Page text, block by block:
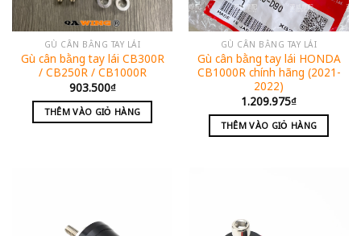
GÙ CÂN BẰNG TAY LÁI
Gù cân bằng tay lái CB300R
/ CB250R / CB1000R
903.500₫
THÊM VÀO GIỎ HÀNG
GÙ CÂN BẰNG TAY LÁI
Gù cân bằng tay lái HONDA
CB1000R chính hãng (2021-
2022)
1.209.975₫
THÊM VÀO GIỎ HÀNG